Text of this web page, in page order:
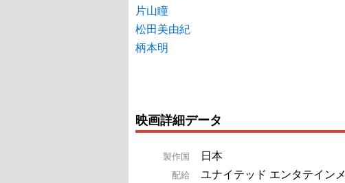
片山瞳
松田美由紀
柄本明
映画詳細データ
製作国 日本
配給
ユナイテッド エンタテインメ